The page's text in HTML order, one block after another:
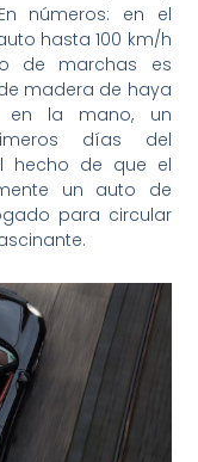
números: en el
hasta 100 km/h
de marchas es
madera de haya
en la mano, un
días del
hecho de que el
un auto de
para circular